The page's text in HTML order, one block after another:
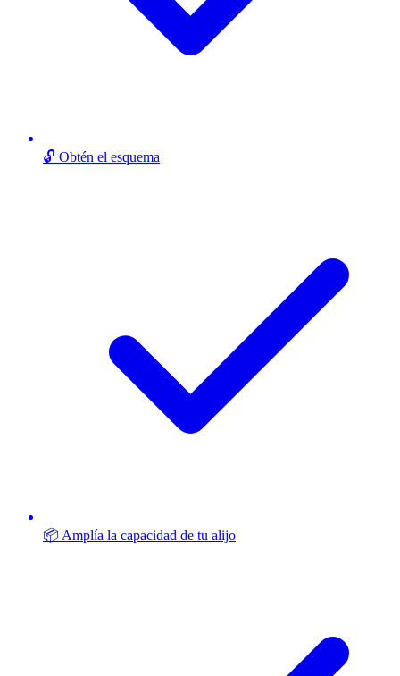
🔓 Obtén el esquema
📦 Amplía la capacidad de tu alijo